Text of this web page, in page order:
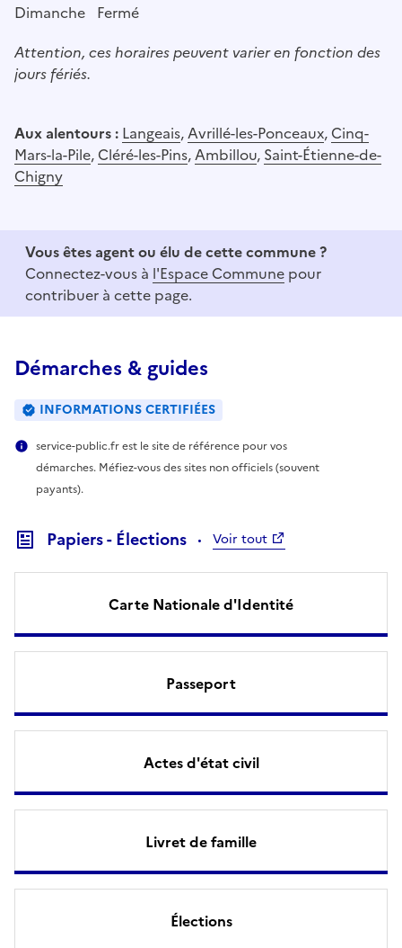
Dimanche Fermé
Attention, ces horaires peuvent varier en fonction des
jours fériés.
Aux alentours : Langeais,Avrillé-les-Ponceaux, Cinq-
Mars-la-Pile, Cléré-les-Pins,Ambillou, Saint-Étienne-de-
Chigny
Vous êtes agent ou élu de cette commune ?
Connectez-vous à l'Espace Commune pour
contribuer à cette page.
Démarches & guides
INFORMATIONS CERTIFIÉES
service-public.fr est le site de référence pour vos
démarches. Méfiez-vous des sites non officiels (souvent
payants).
Papiers - Élections Voir tout
Carte Nationale d'Identité
Passeport
Actes d'état civil
Livret de famille
Élections